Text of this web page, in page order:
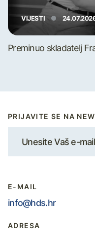
VIJESTI
Preminuo skladatelj
PRIJAVITE SE NA
E-MAIL
info@hds.hr
ADRESA